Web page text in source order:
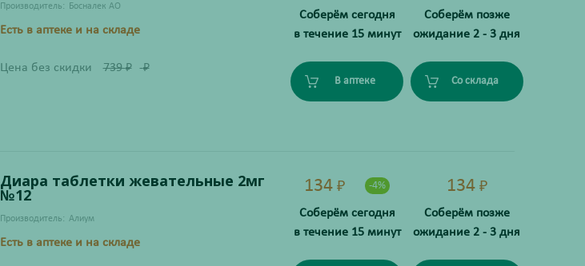
Производитель: Босналек АО
Есть в аптеке и на складе
Цена без скидки 739₽ ₽
Соберём сегодня
в течение 15 минут
В аптеке
Соберём позже
ожидание 2 - 3 дня
Со склада
Диара таблетки жевательные 2мг
№12
Производитель: Алиум
Есть в аптеке и на складе
134 ₽ -4%
Соберём сегодня
в течение 15 минут
134 ₽
Соберём позже
ожидание 2 - 3 дня